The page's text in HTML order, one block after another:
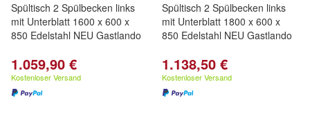
Spültisch 2 Spülbecken links
mit Unterblatt 1600 x 600 x
850 Edelstahl NEU Gastlando
1.059,90 €
Kostenloser Versand
Spültisch 2 Spülbecken links
mit Unterblatt 1800 x 600 x
850 Edelstahl NEU Gastlando
1.138,50 €
Kostenloser Versand